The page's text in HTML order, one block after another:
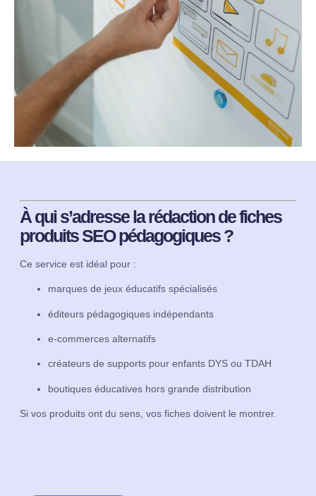
À qui s’adresse la rédaction de fiches
produits SEO pédagogiques ?
Ce service est idéal pour :
marques de jeux éducatifs spécialisés
éditeurs pédagogiques indépendants
e-commerces alternatifs
créateurs de supports pour enfants DYS ou TDAH
boutiques éducatives hors grande distribution
Si vos produits ont du sens, vos fiches doivent le montrer.